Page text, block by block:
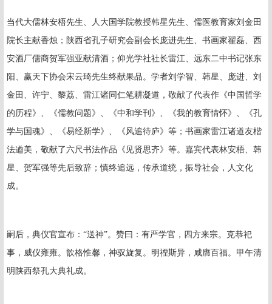
当代大儒林安梧先生、人大国学院教授韩星先生、儒医教育家刘金田
院长主献香烛；陕西省孔子研究会副会长庞进先生、书画家翟磊、西
安酒厂儒商贺军强亚献清酒；仰光学社社长雷江、远东二中书记张东
阳、赢天下协会宋云琦先生终献果品。学者刘学智、韩星、庞进、刘
金田、许宁、黎荔、雷江诸同仁笔耕凝道，敬献了代表作《中国哲学
的历程》、《儒教问题》、《中和学刊》、《我的教育情怀》、《孔
学与国魂》、《易经新学》、《风追待庐》等；书画家雷江诸道友楷
法遒美，敬献了六尺书法作品《见贤思齐》等。嘉宾代表林安梧、韩
星、贺军强等先后致辞；慎终追远，传承道统，振导社会，人文化
成。
嗣后，典仪官宣布：“送神”。赞曰：有严学官，四方来宗。克恭祀
事，威仪雍雍。歆格惟馨，神驭旋复。明禋斯异，咸膺百福。甲午清
明陕西祭孔大典礼成。